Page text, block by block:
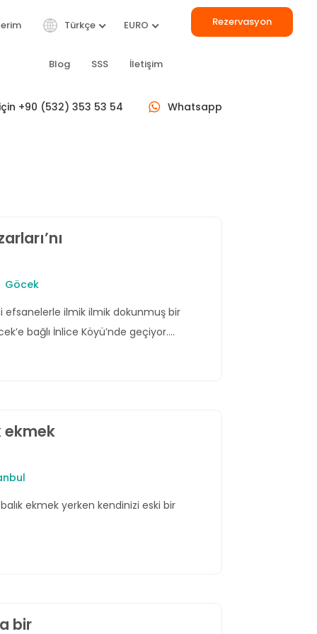
Türkçe EURO
9.250 / Gün
/ Gün
Blog SSS İletişim
Rezervasyon
için +90 (532) 353 53 54 Whatsapp
Göcek
efsanelerle ilmik ilmik dokunmuş bir
bağlı İnlice Köyü’nde geçiyor.
ekmek
ekmek yerken kendinizi eski bir
bir